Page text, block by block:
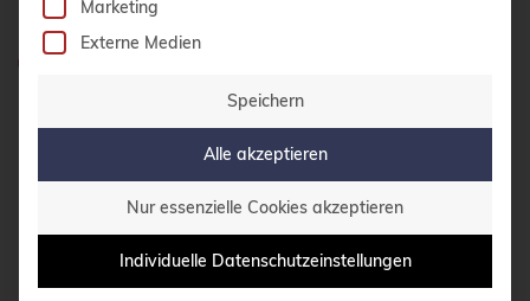
Buildah
bullseye
cadence
Call for papers
Cassandra
0800 credati(v)
+49 2161 9174200
E-Mail schreiben
Marketing
Externe Medien
Speichern
Alle akzeptieren
Nur essenzielle Cookies akzeptieren
Individuelle Datenschutzeinstellungen